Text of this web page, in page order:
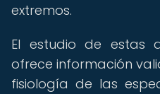
extremos.
El estudio de estas
ofrece información
fisiología de las